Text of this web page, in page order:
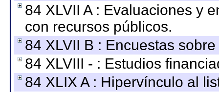
84 XLVII A : Evaluaciones y
con recursos públicos.
84 XLVII B : Encuestas
84 XLVIII - : Estudios
84 XLIX A : Hipervínculo al